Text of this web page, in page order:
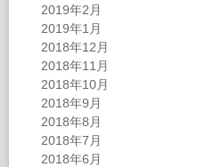
2019年2月
2019年1月
2018年12月
2018年11月
2018年10月
2018年9月
2018年8月
2018年7月
2018年6月